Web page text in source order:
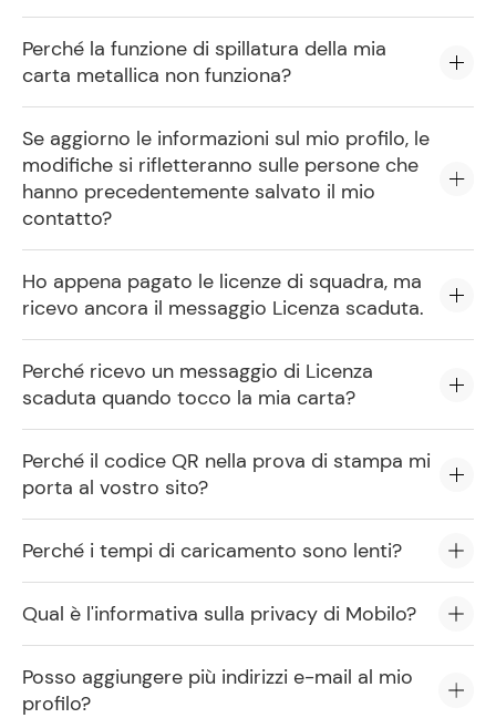
Perché la funzione di spillatura della mia
carta metallica non funziona?
Se aggiorno le informazioni sul mio profilo, le
modifiche si rifletteranno sulle persone che
hanno precedentemente salvato il mio
contatto?
Ho appena pagato le licenze di squadra, ma
ricevo ancora il messaggio Licenza scaduta.
Perché ricevo un messaggio di Licenza
scaduta quando tocco la mia carta?
Perché il codice QR nella prova di stampa mi
porta al vostro sito?
Perché i tempi di caricamento sono lenti?
Qual è l'informativa sulla privacy di Mobilo?
Posso aggiungere più indirizzi e-mail al mio
profilo?